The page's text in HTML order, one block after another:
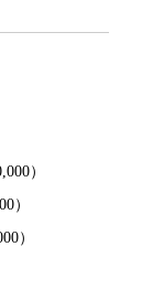
）
）
）